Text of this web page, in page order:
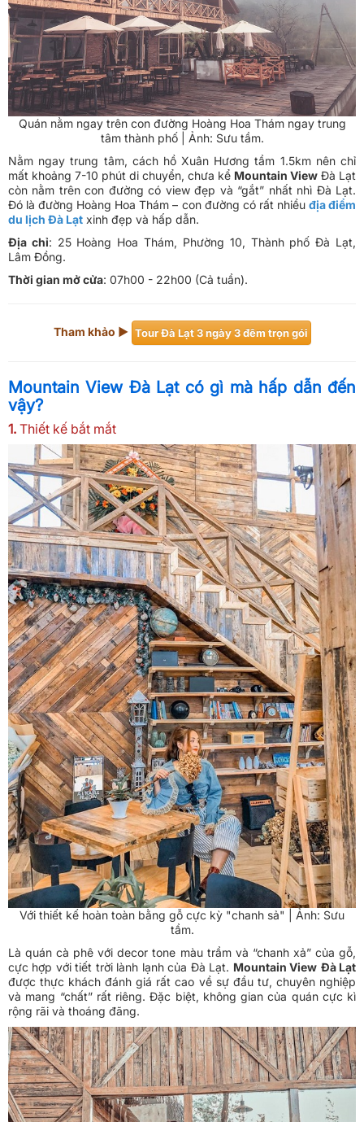
Quán nằm ngay trên con đường Hoàng Hoa Thám ngay trung
tâm thành phố | Ảnh: Sưu tầm.
Nằm ngay trung tâm, cách hồ Xuân Hương tầm 1.5km nên chỉ
mất khoảng 7-10 phút di chuyển, chưa kể Mountain View Đà Lạt
còn nằm trên con đường có view đẹp và “gắt” nhất nhì Đà Lạt.
Đó là đường Hoàng Hoa Thám – con đường có rất nhiều địa điểm
du lịch Đà Lạt xinh đẹp và hấp dẫn.
Địa chỉ: 25 Hoàng Hoa Thám, Phường 10, Thành phố Đà Lạt,
Lâm Đồng.
Thời gian mở cửa: 07h00 - 22h00 (Cả tuần).
Tham khảo ► ​Tour Đà Lạt 3 ngày 3 đêm trọn gói
Mountain View Đà Lạt có gì mà hấp dẫn đến
vậy?
1. Thiết kế bắt mắt
Với thiết kế hoàn toàn bằng gỗ cực kỳ "chanh sả" | Ảnh: Sưu
tầm.
Là quán cà phê với decor tone màu trầm và “chanh xả” của gỗ,
cực hợp với tiết trời lành lạnh của Đà Lạt. Mountain View Đà Lạt
được thực khách đánh giá rất cao về sự đầu tư, chuyên nghiệp
và mang “chất” rất riêng. Đặc biệt, không gian của quán cực kì
rộng rãi và thoáng đãng.